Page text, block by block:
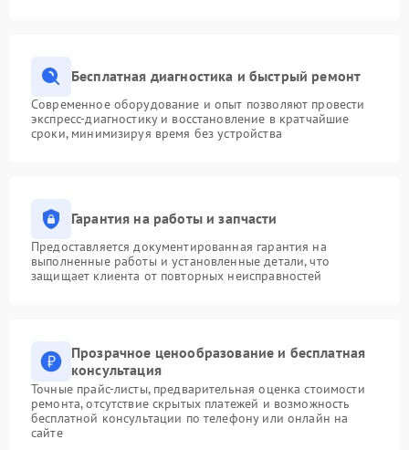
Бесплатная диагностика и быстрый ремонт
Современное оборудование и опыт позволяют провести
экспресс-диагностику и восстановление в кратчайшие
сроки, минимизируя время без устройства
Гарантия на работы и запчасти
Предоставляется документированная гарантия на
выполненные работы и установленные детали, что
защищает клиента от повторных неисправностей
Прозрачное ценообразование и бесплатная
консультация
Точные прайс-листы, предварительная оценка стоимости
ремонта, отсутствие скрытых платежей и возможность
бесплатной консультации по телефону или онлайн на
сайте